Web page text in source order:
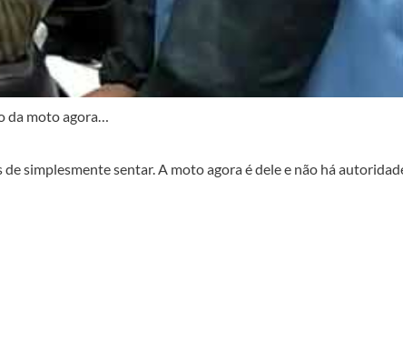
da moto agora…
simplesmente sentar. A moto agora é dele e não há